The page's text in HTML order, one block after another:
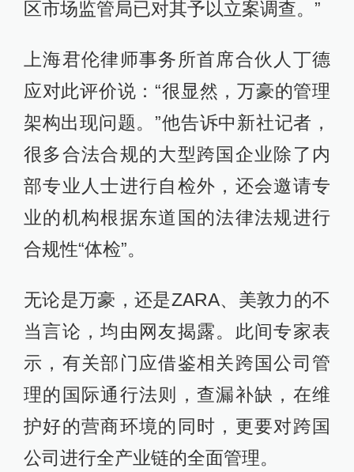
区市场监管局已对其予以立案调查。”
上海君伦律师事务所首席合伙人丁德
应对此评价说：“很显然，万豪的管理
架构出现问题。”他告诉中新社记者，
很多合法合规的大型跨国企业除了内
部专业人士进行自检外，还会邀请专
业的机构根据东道国的法律法规进行
合规性“体检”。
无论是万豪，还是ZARA、美敦力的不
当言论，均由网友揭露。此间专家表
示，有关部门应借鉴相关跨国公司管
理的国际通行法则，查漏补缺，在维
护好的营商环境的同时，更要对跨国
公司进行全产业链的全面管理。